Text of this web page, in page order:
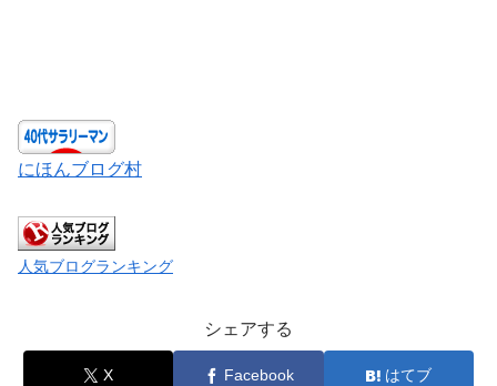
にほんブログ村
人気ブログランキング
シェアする
X Facebook はてブ